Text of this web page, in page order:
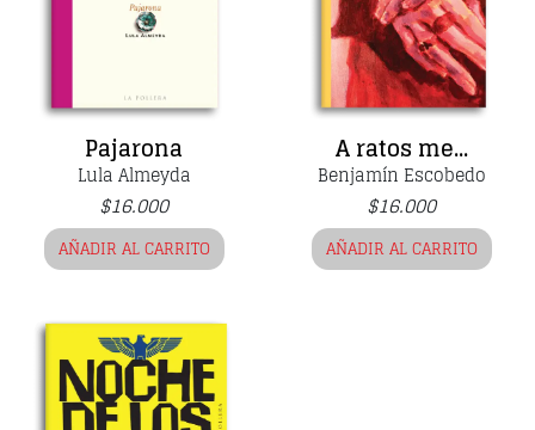
Pajarona
$16.000
Lula Almeyda
AÑADIR AL CARRITO
A ratos me...
$16.000
Benjamín Escobedo
AÑADIR AL CARRITO